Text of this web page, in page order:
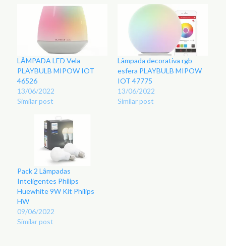
LÂMPADA LED Vela
PLAYBULB MIPOW IOT
46526
13/06/2022
Similar post
Lâmpada decorativa rgb
esfera PLAYBULB MIPOW
IOT 47775
13/06/2022
Similar post
Pack 2 Lâmpadas
Inteligentes Philips
Huewhite 9W Kit Philips
HW
09/06/2022
Similar post